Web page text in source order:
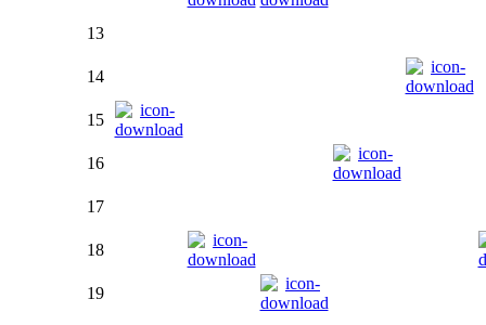
13
14
15
16
17
18
19